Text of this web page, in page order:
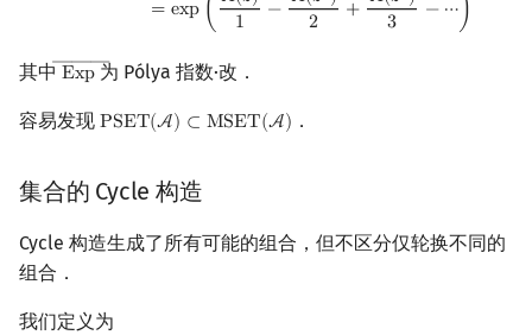
= exp (
1
−
2
+
3
− ⋯)
其中―――
Exp
Exp―为 Pólya 指数·改．
容易发现 PSET(A) ⊂ MSET(A)
PSET(A)⊂ MSET(A) ．
集合的 Cycle 构造
Cycle 构造生成了所有可能的组合，但不区分仅轮换不同的
组合．
我们定义为